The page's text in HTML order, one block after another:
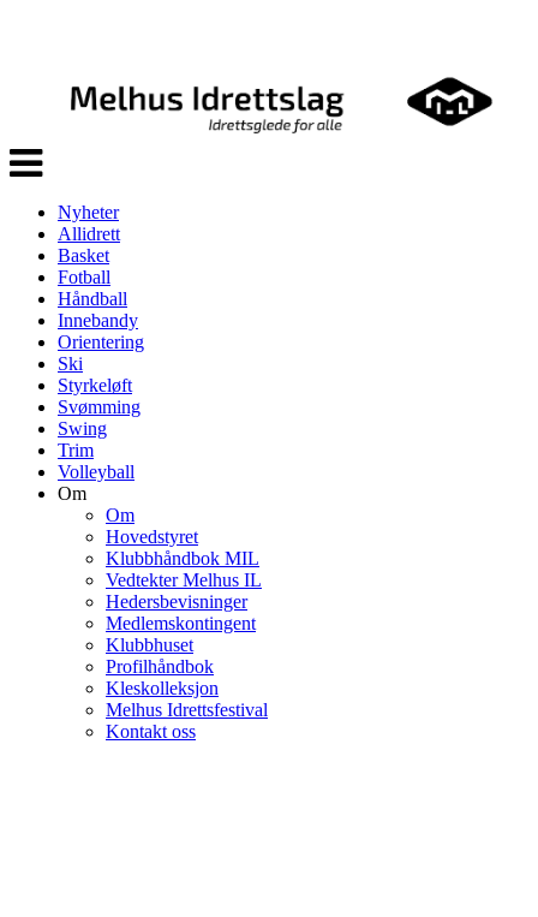
Veksle
navigasjon
Nyheter
Allidrett
Basket
Fotball
Håndball
Innebandy
Orientering
Ski
Styrkeløft
Svømming
Swing
Trim
Volleyball
Om
Om
Hovedstyret
Klubbhåndbok MIL
Vedtekter Melhus IL
Hedersbevisninger
Medlemskontingent
Klubbhuset
Profilhåndbok
Kleskolleksjon
Melhus Idrettsfestival
Kontakt oss